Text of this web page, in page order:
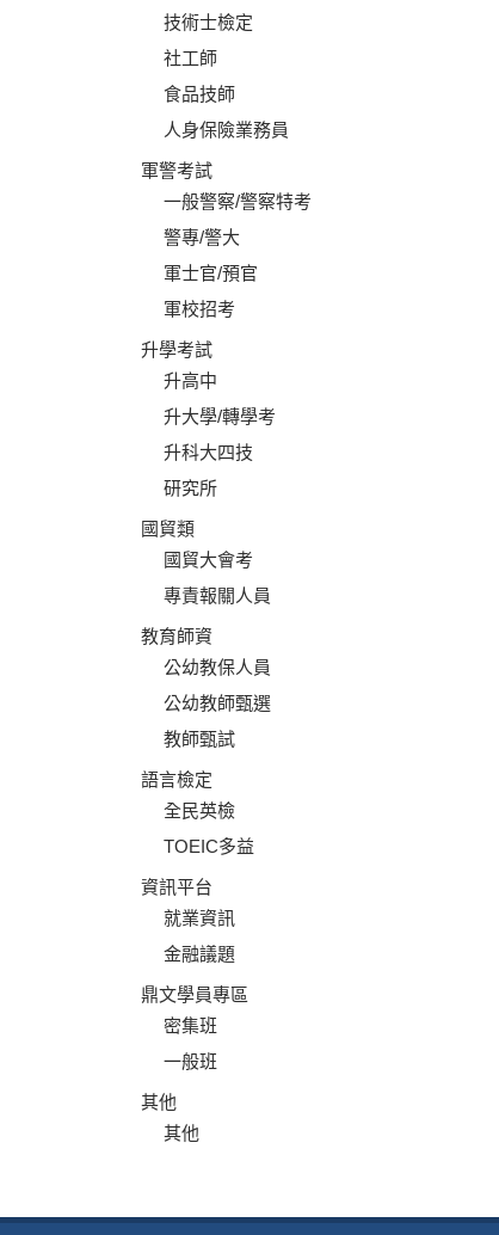
技術士檢定
社工師
食品技師
人身保險業務員
軍警考試
一般警察/警察特考
警專/警大
軍士官/預官
軍校招考
升學考試
升高中
升大學/轉學考
升科大四技
研究所
國貿類
國貿大會考
專責報關人員
教育師資
公幼教保人員
公幼教師甄選
教師甄試
語言檢定
全民英檢
TOEIC多益
資訊平台
就業資訊
金融議題
鼎文學員專區
密集班
一般班
其他
其他